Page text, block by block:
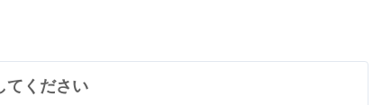
てください